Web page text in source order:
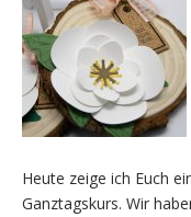
Heute zeige ich Euch
Ganztagskurs. Wir